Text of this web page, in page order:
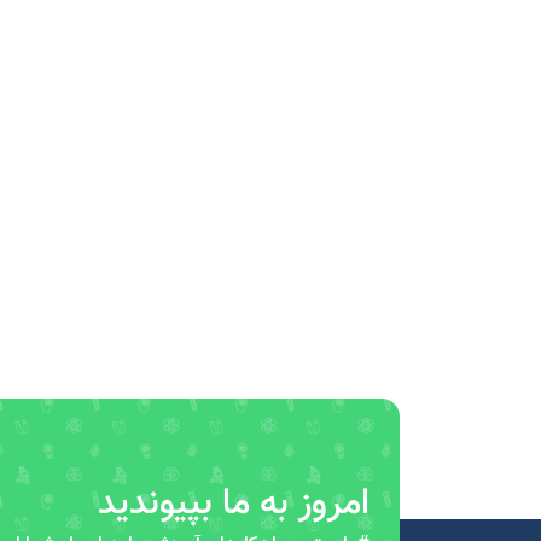
امروز به ما بپیوندید